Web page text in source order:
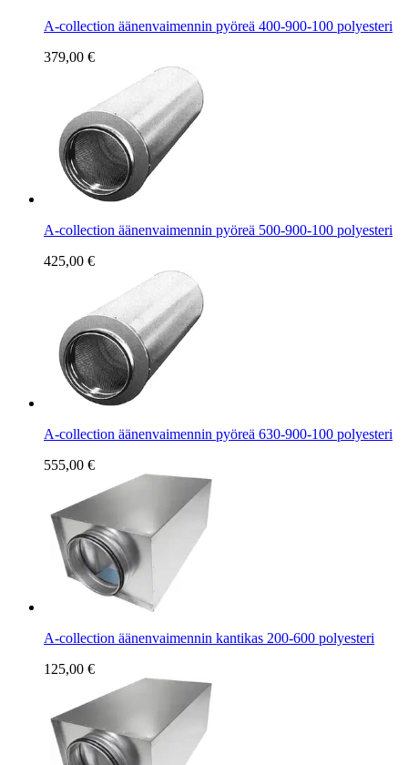
A-collection äänenvaimennin pyöreä 400-900-100 polyesteri
379,00 €
A-collection äänenvaimennin pyöreä 500-900-100 polyesteri
425,00 €
A-collection äänenvaimennin pyöreä 630-900-100 polyesteri
555,00 €
A-collection äänenvaimennin kantikas 200-600 polyesteri
125,00 €